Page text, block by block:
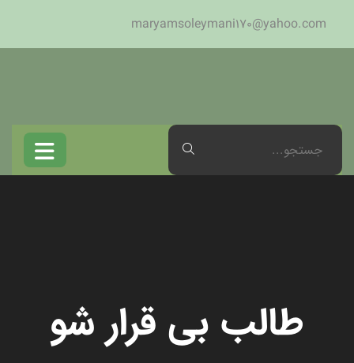
maryamsoleymani170@yahoo.com
طالب بی قرار شو